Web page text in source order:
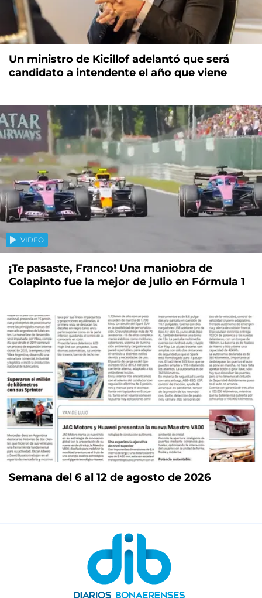
Un ministro de Kicillof adelantó que será
candidato a intendente el año que viene
VIDEO
¡Te pasaste, Franco! Una maniobra de
Colapinto fue la mejor de julio en Fórmula 1
Semana del 6 al 12 de agosto de 2026